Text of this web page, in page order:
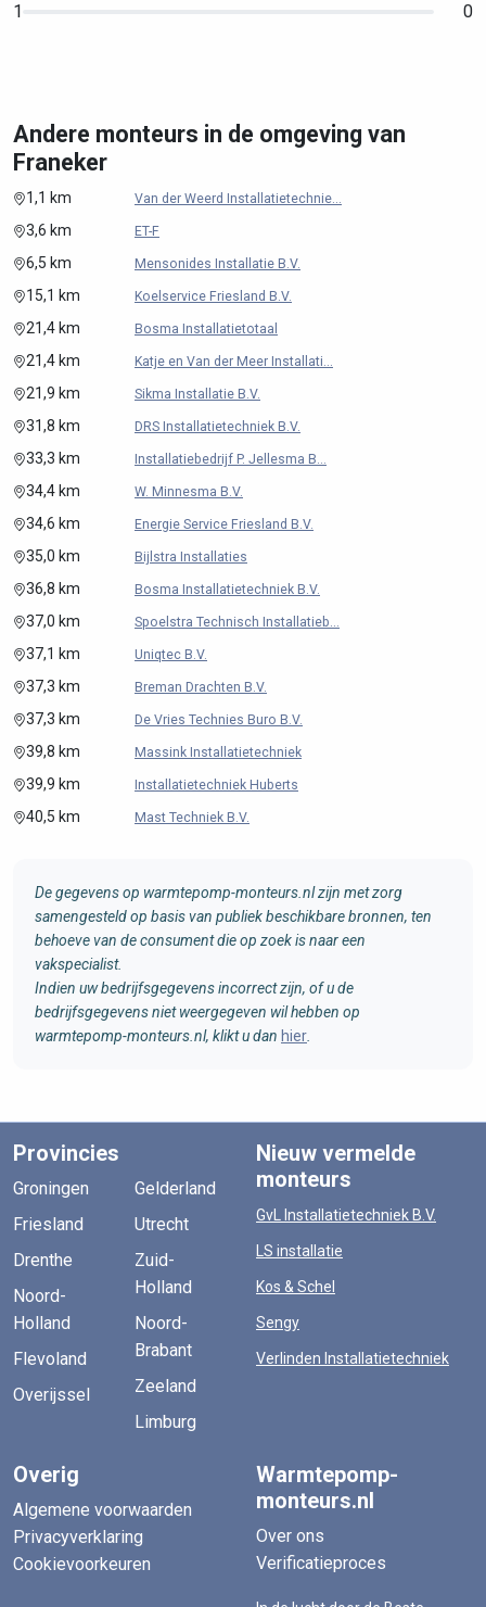
1
0
Andere monteurs in de omgeving van
Franeker
1,1 km Van der Weerd Installatietechnie...
3,6 km ET-F
6,5 km Mensonides Installatie B.V.
15,1 km Koelservice Friesland B.V.
21,4 km Bosma Installatietotaal
21,4 km Katje en Van der Meer Installati...
21,9 km Sikma Installatie B.V.
31,8 km DRS Installatietechniek B.V.
33,3 km Installatiebedrijf P. Jellesma B...
34,4 km W. Minnesma B.V.
34,6 km Energie Service Friesland B.V.
35,0 km Bijlstra Installaties
36,8 km Bosma Installatietechniek B.V.
37,0 km Spoelstra Technisch Installatieb...
37,1 km Uniqtec B.V.
37,3 km Breman Drachten B.V.
37,3 km De Vries Technies Buro B.V.
39,8 km Massink Installatietechniek
39,9 km Installatietechniek Huberts
40,5 km Mast Techniek B.V.
De gegevens op warmtepomp-monteurs.nl zijn met zorg
samengesteld op basis van publiek beschikbare bronnen, ten
behoeve van de consument die op zoek is naar een
vakspecialist.
Indien uw bedrijfsgegevens incorrect zijn, of u de
bedrijfsgegevens niet weergegeven wil hebben op
warmtepomp-monteurs.nl, klikt u dan hier.
Provincies
Groningen
Friesland
Drenthe
Noord-
Holland
Flevoland
Overijssel
Gelderland
Utrecht
Zuid-
Holland
Noord-
Brabant
Zeeland
Limburg
Nieuw vermelde
monteurs
GvL Installatietechniek B.V.
LS installatie
Kos & Schel
Sengy
Verlinden Installatietechniek
Overig
Algemene voorwaarden
Privacyverklaring
Cookievoorkeuren
Warmtepomp-
monteurs.nl
Over ons
Verificatieproces